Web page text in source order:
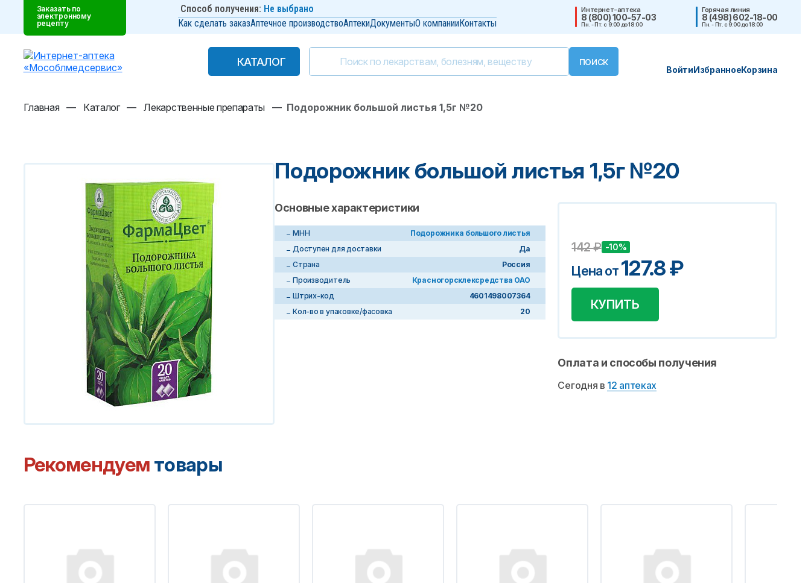
Заказать по
электронному
рецепту
Способ получения: Не выбрано
Как сделать заказАптечное производствоАптекиДокументыО компанииКонтакты
Интернет-аптека
8 (800) 100-57-03
Пн. - Пт. с 9:00 до 18:00
Горячая линия
8 (498) 602-18-00
Пн. - Пт. с 9:00 до 18:00
КАТАЛОГ
КАТАЛОГ
ВойтиИзбранноеКорзина
Главная — Каталог — Лекарственные препараты — Подорожник большой листья 1,5г №20
Подорожник большой листья 1,5г №20
Основные характеристики
МНН
Подорожника большого листья
Доступен для доставки
Да
Страна
Россия
Производитель
Красногорсклексредства ОАО
Штрих-код
4601498007364
Кол-во в упаковке/фасовка
20
142₽ -10%
Цена от127.8₽
КУПИТЬ
Оплата и способы получения
Сегодня в 12 аптеках
Рекомендуем товары